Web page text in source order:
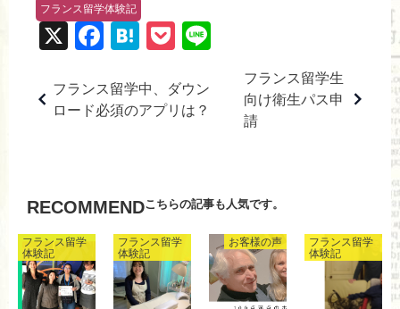
フランス留学体験記
X F
c
e
o
k
H
e
n
P
ck
et
フランス留学中、ダウン
ロード必須のアプリは？
フランス留学生
向け衛生パス申
請
RECOMMENDこちらの記事も人気です。
フランス留学
体験記
フランス留学
体験記
お客様の声 フランス留学
体験記